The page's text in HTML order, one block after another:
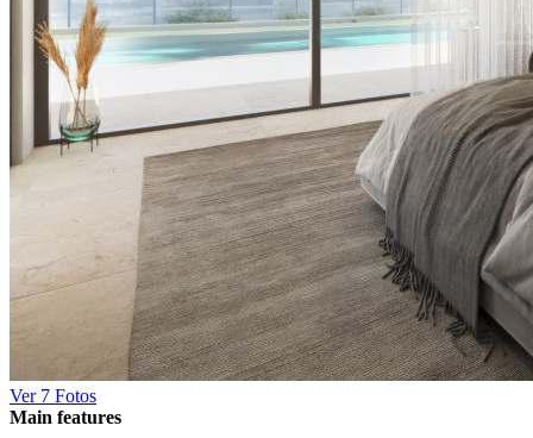
Ver 7 Fotos
Main features